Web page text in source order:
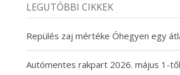
LEGUTÓBBI CIKKEK
Repülés zaj mértéke Óhegyen egy
Autómentes rakpart 2026. május 1-től